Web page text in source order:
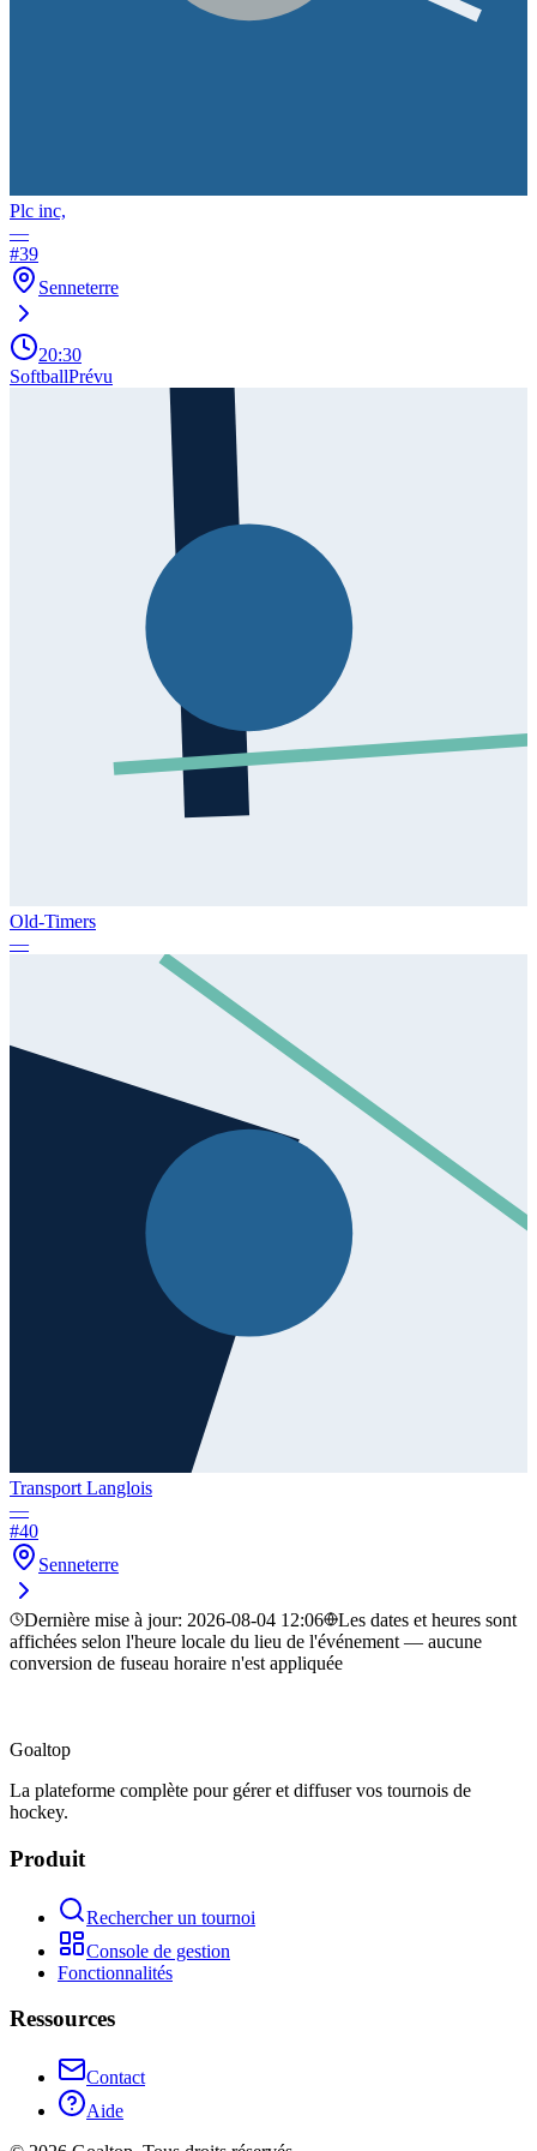
Plc inc,
—
#39
Senneterre
20:30
SoftballPrévu
Old-Timers
—
Transport Langlois
—
#40
Senneterre
Dernière mise à jour: 2026-08-04 12:06
Les dates et heures sont
affichées selon l'heure locale du lieu de l'événement — aucune
conversion de fuseau horaire n'est appliquée
Goaltop
La plateforme complète pour gérer et diffuser vos tournois de
hockey.
Produit
Rechercher un tournoi
Console de gestion
Fonctionnalités
Ressources
Contact
Aide